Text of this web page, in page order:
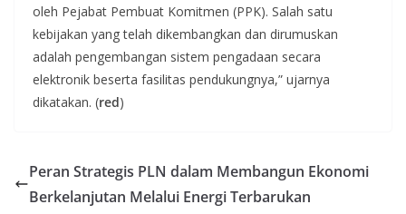
oleh Pejabat Pembuat Komitmen (PPK). Salah satu
kebijakan yang telah dikembangkan dan dirumuskan
adalah pengembangan sistem pengadaan secara
elektronik beserta fasilitas pendukungnya,” ujarnya
dikatakan. (red)
Peran Strategis PLN dalam Membangun Ekonomi
Berkelanjutan Melalui Energi Terbarukan